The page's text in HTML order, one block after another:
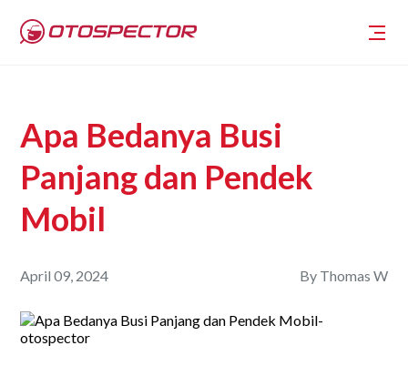
Apa Bedanya Busi
Panjang dan Pendek
Mobil
April 09, 2024 By Thomas W